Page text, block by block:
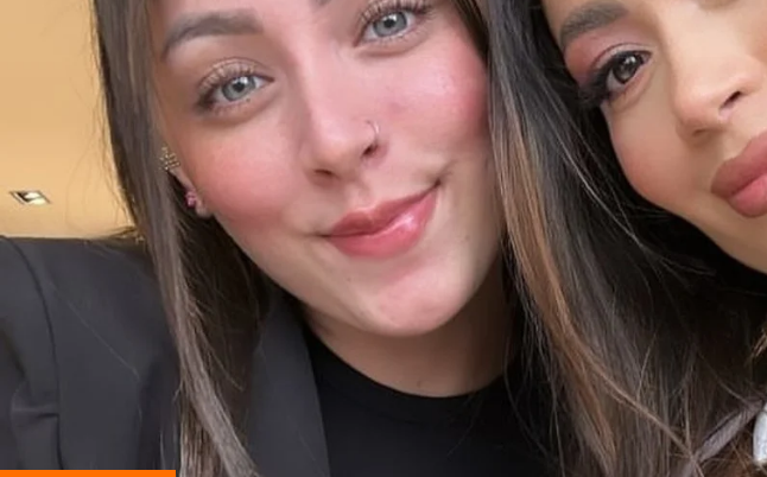
Programas
Noticias
Equipo
Sobre
Contactos